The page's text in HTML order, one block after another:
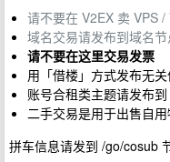
请不要在 V2EX 卖 VPS /
域名交易请发布到域名节
请不要在这里交易发票
用「借楼」方式发布无
账号合租类主题请发布到
二手交易是用于出售自
拼车信息请发到 /go/cosub